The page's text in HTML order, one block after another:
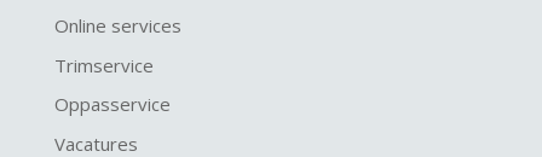
Online services
Trimservice
Oppasservice
Vacatures